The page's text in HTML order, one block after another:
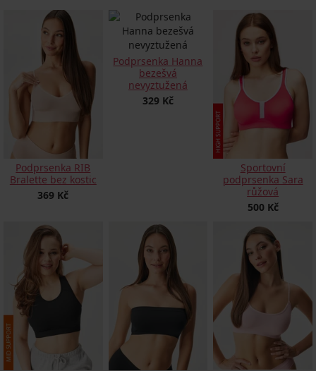
Podprsenka RIB
Bralette bez kostic
369 Kč
Podprsenka Hanna
bezešvá
nevyztužená
329 Kč
Sportovní
podprsenka Sara
růžová
500 Kč